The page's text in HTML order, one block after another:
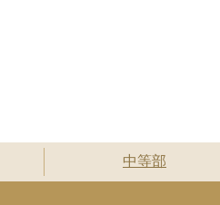
中等部